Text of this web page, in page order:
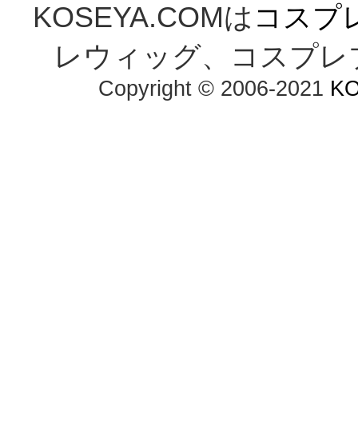
KOSEYA.COMは コスプ
レウィッグ、コスプ
Copyright © 2006-2021